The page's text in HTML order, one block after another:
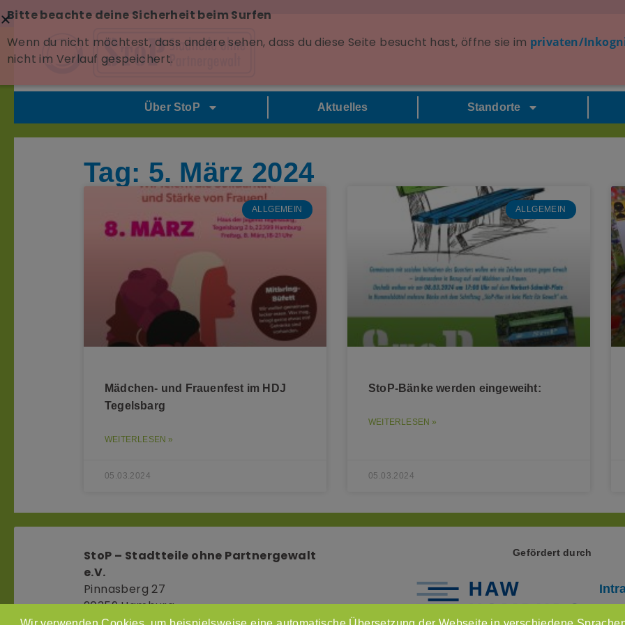
Über StoP Aktuelles Standorte
Tag: 5. März 2024
ALLGEMEIN
Mädchen- und Frauenfest im HDJ
Tegelsbarg
WEITERLESEN »
05.03.2024
ALLGEMEIN
StoP-Bänke werden eingeweiht:
WEITERLESEN »
05.03.2024
StoP – Stadtteile ohne Partnergewalt
e.V.
Pinnasberg 27
20359 Hamburg
info@stop-partnergewalt.org
Gefördert durch
Bitte beachte deine Sicherheit beim Surfen
Wenn du nicht möchtest, dass andere sehen, dass du diese Seite besucht hast, öffne sie im privaten/
nicht im Verlauf gespeichert.